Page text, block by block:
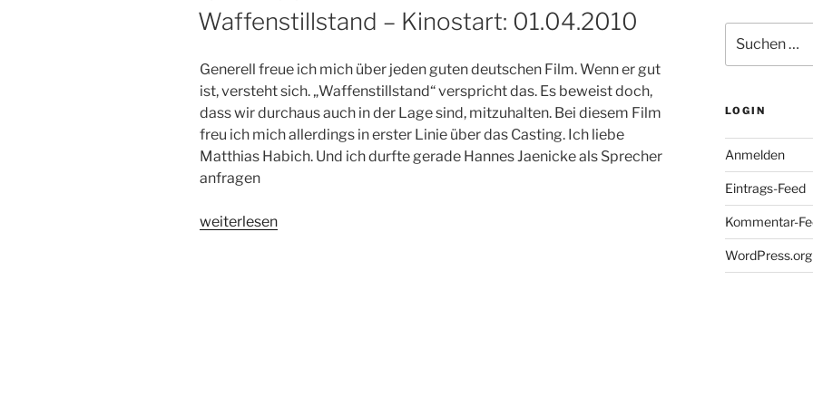
AM
Waffenstillstand – Kinostart: 01.04.2010
Generell freue ich mich über jeden guten deutschen Film. Wenn er gut
ist, versteht sich. „Waffenstillstand“ verspricht das. Es beweist doch,
dass wir durchaus auch in der Lage sind, mitzuhalten. Bei diesem Film
freu ich mich allerdings in erster Linie über das Casting. Ich liebe
Matthias Habich. Und ich durfte gerade Hannes Jaenicke als Sprecher
anfragen
„Waffenstillstand
weiterlesen
nach:
LOGIN
Anmelden
Eintrags-Feed
Kommentar-
WordPress.org